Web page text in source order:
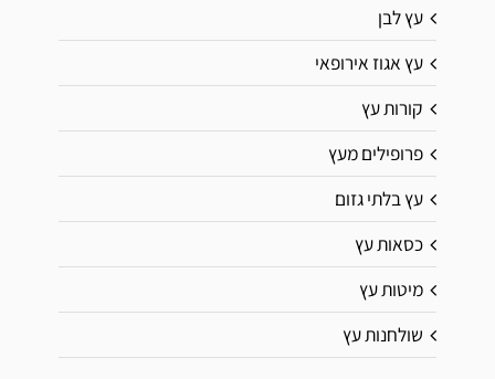
עץ לבן
עץ אגוז אירופאי
קורות עץ
פרופילים מעץ
עץ בלתי גזום
כסאות עץ
מיטות עץ
שולחנות עץ